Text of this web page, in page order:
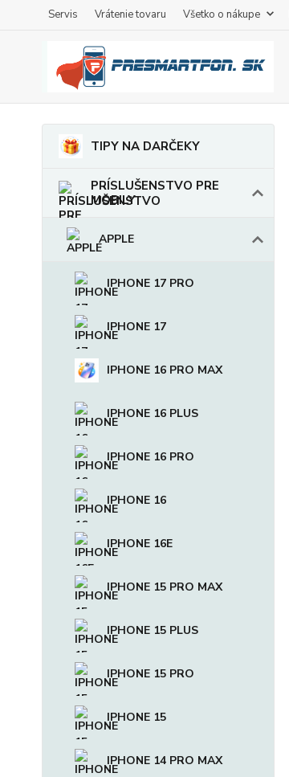
Servis Vrátenie tovaru Všetko o nákupe
TIPY NA DARČEKY
PRÍSLUŠENSTVO PRE
MOBILY
APPLE
IPHONE 17 PRO
IPHONE 17
IPHONE 16 PRO MAX
IPHONE 16 PLUS
IPHONE 16 PRO
IPHONE 16
IPHONE 16E
IPHONE 15 PRO MAX
IPHONE 15 PLUS
IPHONE 15 PRO
IPHONE 15
IPHONE 14 PRO MAX